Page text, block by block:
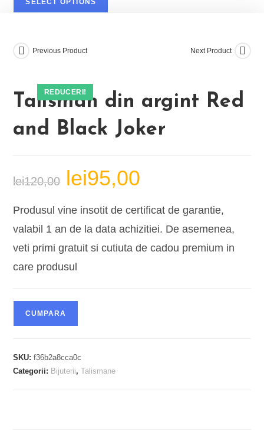
fost:
lei95,00.
SELECT OPTIONS
REDUCERI!
Previous Product Next Product
Talisman din argint Red
and Black Joker
lei120,00
Prețul
inițial
a
lei120,00.
lei95,00
Produsul vine insotit de certificat de garantie,
valabil 1 an de la data achizitiei. De asemenea,
veti primi gratuit si cutiuta de cadou premium in
care produsul
CUMPARA
SKU:f36b2a8cca0c
Categorii: Bijuterii,Talismane